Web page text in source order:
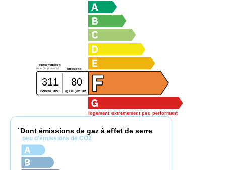
logement extrêmement peu performant
consommation
émissions
(énergie primaire)
311 80
kWh/m 2 .an kg CO2/m2 .an
* Dont émissions de gaz à effet de serre
peu d'émissions de CO2